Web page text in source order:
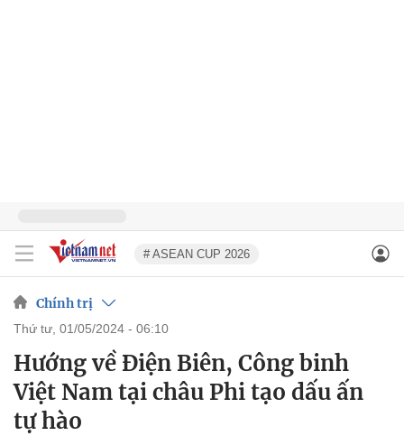
# ASEAN CUP 2026
Chính trị
thứ tư, 01/05/2024 - 06:10
Hướng về Điện Biên, Công binh
Việt Nam tại châu Phi tạo dấu ấn
tự hào